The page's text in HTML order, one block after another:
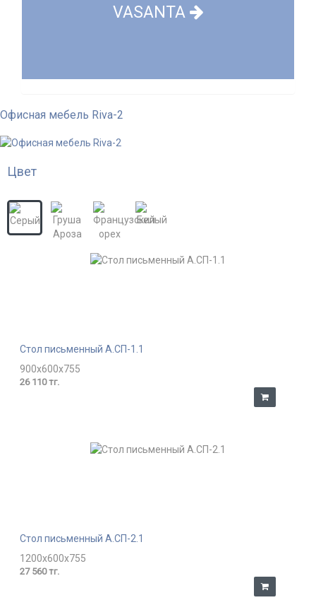
VASANTA
Офисная мебель Riva-2
Цвет
Стол письменный А.СП-1.1
900x600x755
26 110 тг.
Стол письменный А.СП-2.1
1200x600x755
27 560 тг.